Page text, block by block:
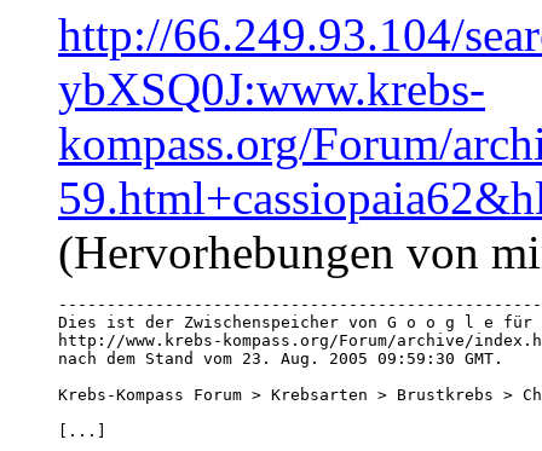
http://66.249.93.104/
ybXSQ0J:www.krebs-
kompass.org/Forum/
(Hervorhebungen von
Dies ist der Zwischenspeicher von G o o g l e für
http://www.krebs-kompass.org/Forum/archive/
nach dem Stand vom 23. Aug. 2005 09:59:30 GMT.
Krebs-Kompass Forum > Krebsarten > Brustkrebs >
[...]